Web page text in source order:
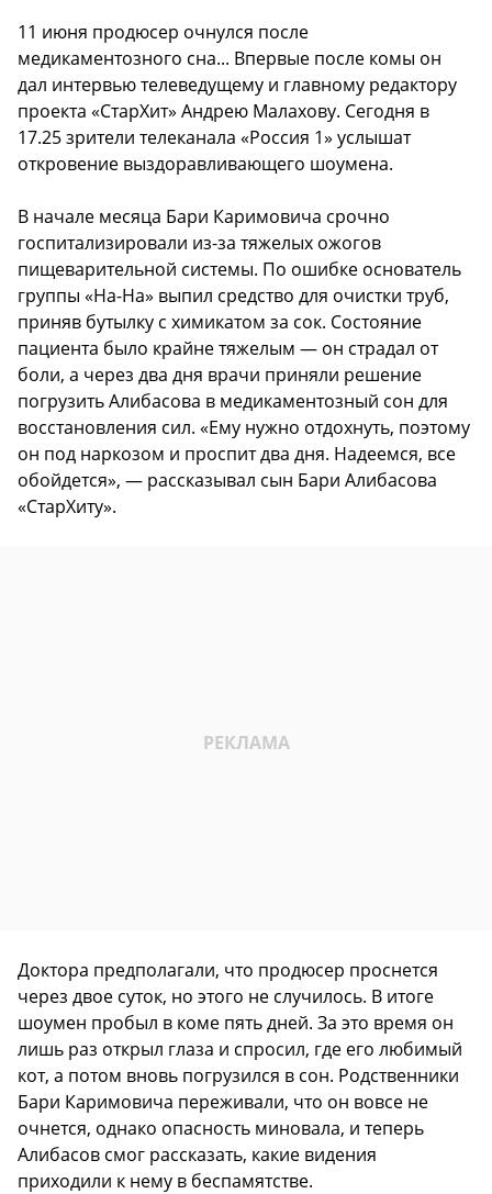
11 июня продюсер очнулся после
медикаментозного сна... Впервые после комы он
дал интервью телеведущему и главному редактору
проекта «СтарХит» Андрею Малахову. Сегодня в
17.25 зрители телеканала «Россия 1» услышат
откровение выздоравливающего шоумена.
В начале месяца Бари Каримовича срочно
госпитализировали из-за тяжелых ожогов
пищеварительной системы. По ошибке основатель
группы «На-На» выпил средство для очистки труб,
приняв бутылку с химикатом за сок. Состояние
пациента было крайне тяжелым — он страдал от
боли, а через два дня врачи приняли решение
погрузить Алибасова в медикаментозный сон для
восстановления сил. «Ему нужно отдохнуть, поэтому
он под наркозом и проспит два дня. Надеемся, все
обойдется», — рассказывал сын Бари Алибасова
«СтарХиту».
Доктора предполагали, что продюсер проснется
через двое суток, но этого не случилось. В итоге
шоумен пробыл в коме пять дней. За это время он
лишь раз открыл глаза и спросил, где его любимый
кот, а потом вновь погрузился в сон. Родственники
Бари Каримовича переживали, что он вовсе не
очнется, однако опасность миновала, и теперь
Алибасов смог рассказать, какие видения
приходили к нему в беспамятстве.